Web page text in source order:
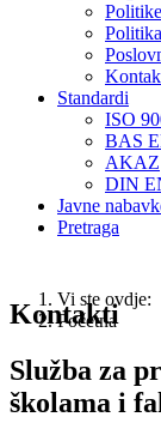
Standardi
ISO
BAS
AKAZ
DIN
Javne
Pretraga
Vi ste ovdje:
Početna
Kontakti
Služba za
školama i